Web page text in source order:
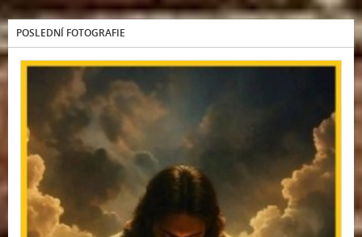
POSLEDNÍ FOTOGRAFIE